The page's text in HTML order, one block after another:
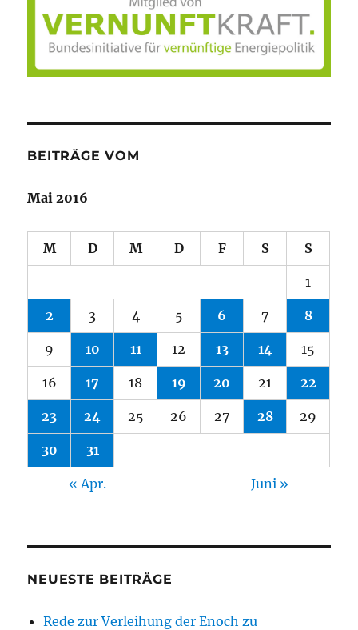
BEITRÄGE VOM
Mai 2016
M D M D F S S
1
2 3 4 5 6 7 8
9 10 11 12 13 14 15
16 17 18 19 20 21 22
23 24 25 26 27 28 29
30 31
« Apr. Juni »
NEUESTE BEITRÄGE
Rede zur Verleihung der Enoch zu